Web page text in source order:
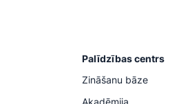
Palīdzības centrs
Zināšanu bāze